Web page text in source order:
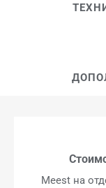
Meest на